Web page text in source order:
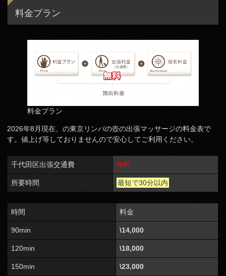
料金プラン
料金プラン
2026年8月現在、の東京リンパの壺の出張マッサージの料金表で
す。値上げ等しておりませんので安心してご利用ください。
千代田区出張交通費 無料
所要時間 最短で30分以内
時間 料金
90min \14,000
120min \18,000
150min \23,000